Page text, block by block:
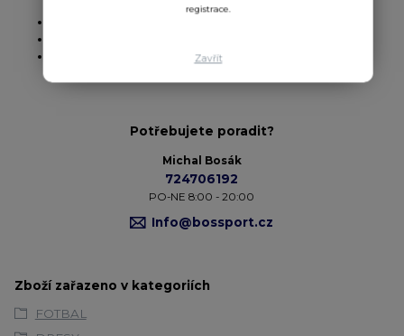
Potřebujete poradit?
Michal Bosák
724706192
PO-NE 8:00 - 20:00
Info@bossport.cz
Zboží zařazeno v kategoriích
FOTBAL
registrace.
Zavřít